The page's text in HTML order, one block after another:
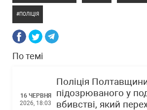
ПОЛІЦІЯ
По темі
16 ЧЕРВНЯ
2026, 18:03
Поліція
підозрюваного у
вбивстві, який